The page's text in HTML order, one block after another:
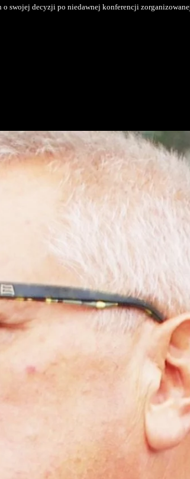
o swojej decyzji po niedawnej konferencji